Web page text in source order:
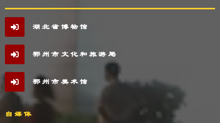
湖北省博物馆
鄂州市文化和旅游局
鄂州市美术馆
自媒体